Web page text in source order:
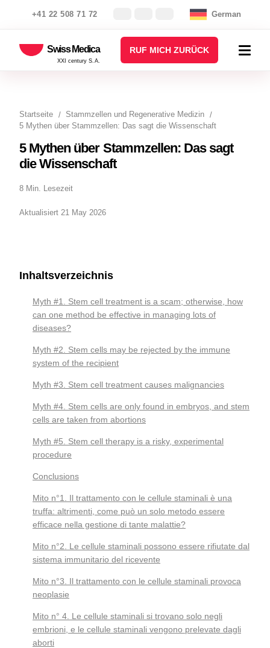
+41 22 508 71 72 German
Swiss Medica
XXI century S.A.
RUF MICH ZURÜCK
Startseite
Stammzellen und Regenerative Medizin
5 Mythen über Stammzellen: Das sagt die Wissenschaft
5 Mythen über Stammzellen: Das sagt
die Wissenschaft
8 Min. Lesezeit
Aktualisiert 21 May 2026
Inhaltsverzeichnis
Myth #1. Stem cell treatment is a scam; otherwise, how
can one method be effective in managing lots of
diseases?
Myth #2. Stem cells may be rejected by the immune
system of the recipient
Myth #3. Stem cell treatment causes malignancies
Myth #4. Stem cells are only found in embryos, and stem
cells are taken from abortions
Myth #5. Stem cell therapy is a risky, experimental
procedure
Conclusions
Mito n°1. Il trattamento con le cellule staminali è una
truffa: altrimenti, come può un solo metodo essere
efficace nella gestione di tante malattie?
Mito n°2. Le cellule staminali possono essere rifiutate dal
sistema immunitario del ricevente
Mito n°3. Il trattamento con le cellule staminali provoca
neoplasie
Mito n° 4. Le cellule staminali si trovano solo negli
embrioni, e le cellule staminali vengono prelevate dagli
aborti